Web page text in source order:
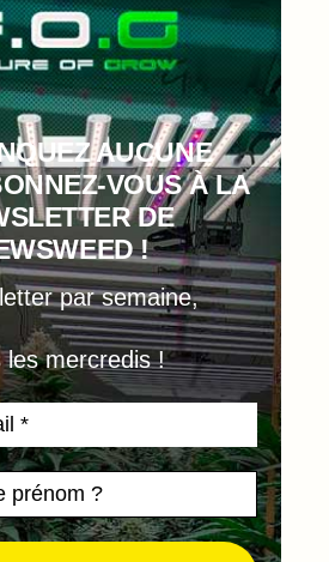
AUCUNE
VOUS À LA
DE
!
par semaine,
les mercredis !